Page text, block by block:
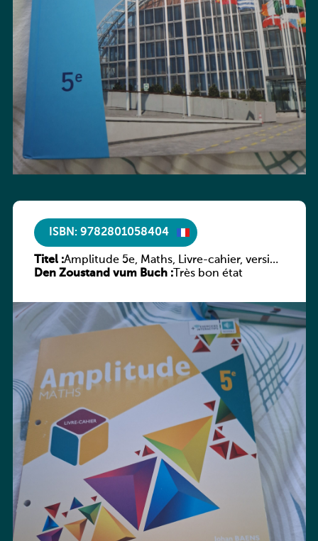
ISBN: 9782801058404
Titel :Amplitude 5e, Maths, Livre-cahier, version
luxembourgeoise
Den Zoustand vum Buch :Très bon état